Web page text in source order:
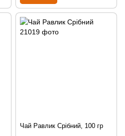
Чай Равлик Срібний, 100 гр